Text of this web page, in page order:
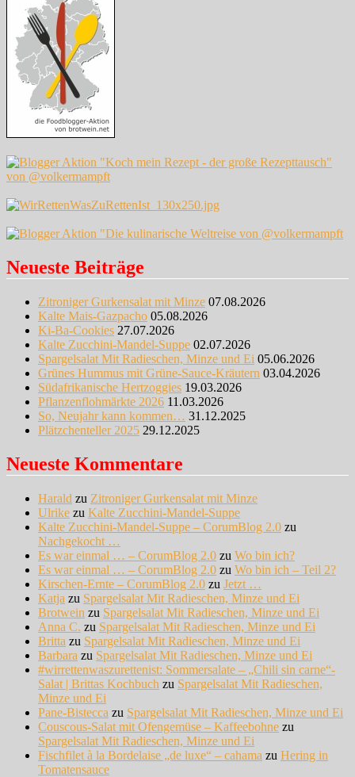
Neueste Beiträge
Zitroniger Gurkensalat mit Minze 07.08.2026
Kalte Mais-Gazpacho 05.08.2026
Ki-Ba-Cookies 27.07.2026
Kalte Zucchini-Mandel-Suppe 02.07.2026
Spargelsalat Mit Radieschen, Minze und Ei 05.06.2026
Grünes Hummus mit Grüne-Sauce-Kräutern 03.04.2026
Südafrikanische Hertzoggies 19.03.2026
Pflanzenflohmärkte 2026 11.03.2026
So, Neujahr kann kommen… 31.12.2025
Plätzchenteller 2025 29.12.2025
Neueste Kommentare
Harald zu Zitroniger Gurkensalat mit Minze
Ulrike zu Kalte Zucchini-Mandel-Suppe
Kalte Zucchini-Mandel-Suppe – CorumBlog 2.0 zu
Nachgekocht …
Es war einmal … – CorumBlog 2.0 zu Wo bin ich?
Es war einmal … – CorumBlog 2.0 zu Wo bin ich – Teil 2?
Kirschen-Ernte – CorumBlog 2.0 zu Jetzt …
Katja zu Spargelsalat Mit Radieschen, Minze und Ei
Brotwein zu Spargelsalat Mit Radieschen, Minze und Ei
Anna C. zu Spargelsalat Mit Radieschen, Minze und Ei
Britta zu Spargelsalat Mit Radieschen, Minze und Ei
Barbara zu Spargelsalat Mit Radieschen, Minze und Ei
#wirrettenwaszurettenist: Sommersalate – „Chili sin carne“-
Salat | Brittas Kochbuch zu Spargelsalat Mit Radieschen,
Minze und Ei
Pane-Bistecca zu Spargelsalat Mit Radieschen, Minze und Ei
Couscous-Salat mit Ofengemüse – Kaffeebohne zu
Spargelsalat Mit Radieschen, Minze und Ei
Fischfilet à la Bordelaise „de luxe“ – cahama zu Hering in
Tomatensauce